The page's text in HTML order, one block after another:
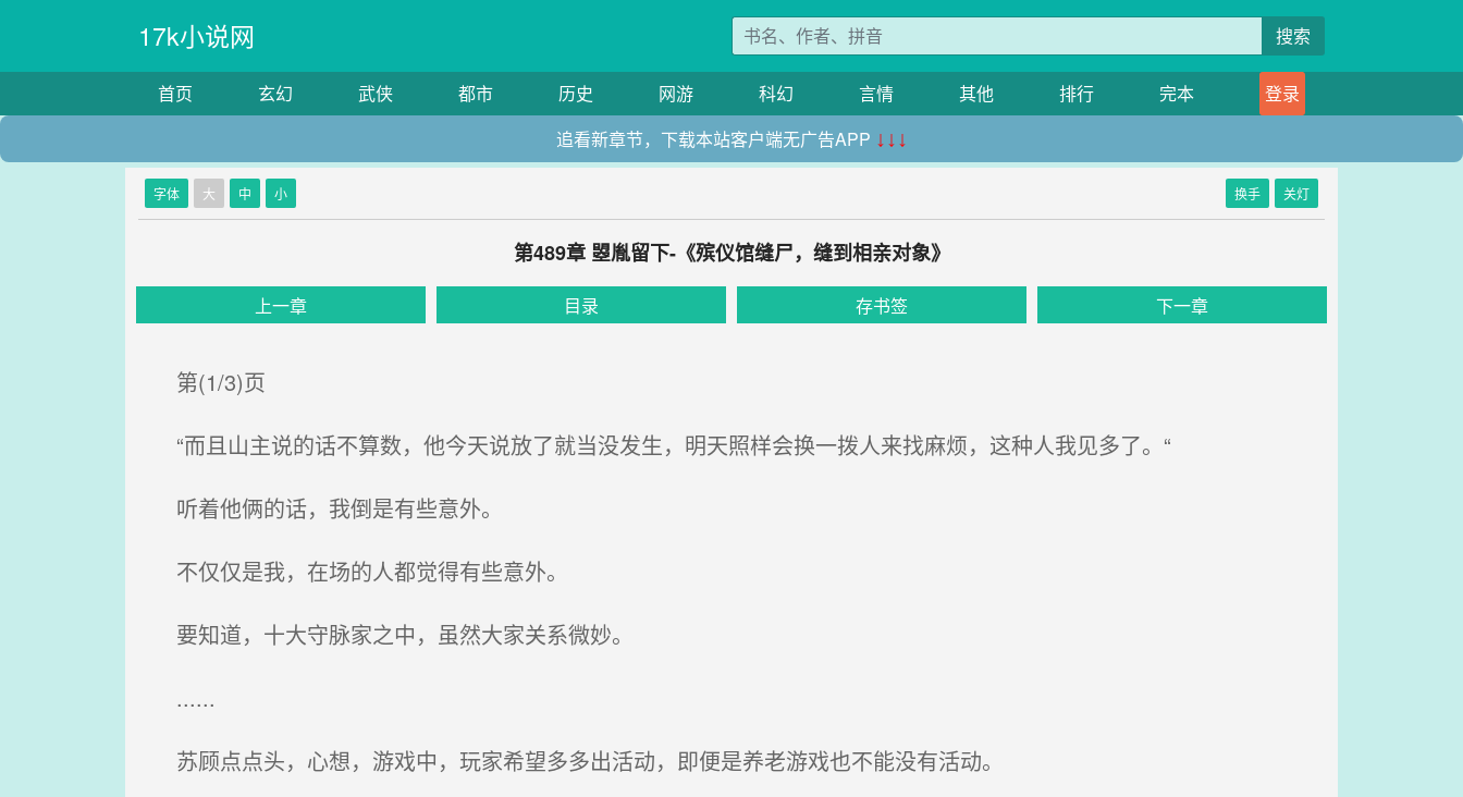
17k小说网 搜索
首页 玄幻 武侠 都市 历史 网游 科幻 言情 其他 排行 完本
登录
追看新章节，下载本站客户端无广告APP ↓↓↓
字体 大 中 小 换手 关灯
第489章 曌胤留下-《殡仪馆缝尸，缝到相亲对象》
上一章 目录 存书签 下一章
第(1/3)页
“而且山主说的话不算数，他今天说放了就当没发生，明天照样会换一拨人来找麻烦，这种人我见多了。“
听着他俩的话，我倒是有些意外。
不仅仅是我，在场的人都觉得有些意外。
要知道，十大守脉家之中，虽然大家关系微妙。
......
苏顾点点头，心想，游戏中，玩家希望多多出活动，即便是养老游戏也不能没有活动。